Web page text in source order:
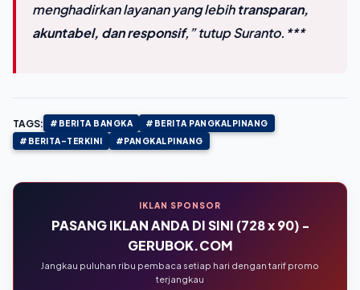
menghadirkan layanan yang lebihtransparan,
akuntabel, dan responsif,” tutup Suranto.***
TAGS: #BERITA BANGKA
#BERITA PANGKALPINANG
#BERITA-TERKINI
#PANGKALPINANG
IKLAN SPONSOR
PASANG IKLAN ANDA DI SINI (728 x 90) -
GERUBOK.COM
Jangkau puluhan ribu pembaca setiap hari dengan tarif promo
terjangkau